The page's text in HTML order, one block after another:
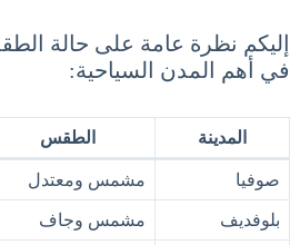
إليكم نظرة عامة على حالة
في أهم المدن السياحية:
المدينة الطقس
صوفيا مشمس ومعتدل
بلوفديف مشمس وجاف